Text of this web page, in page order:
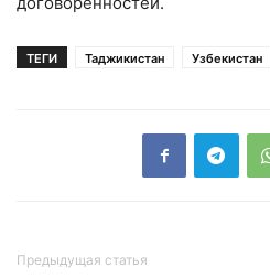
ТЕГИ Таджикистан Узбекистан
Предыдущая статья